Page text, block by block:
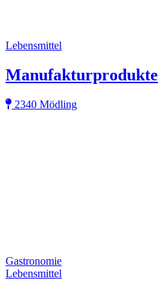
Lebensmittel
Manufakturprodukte
2340 Mödling
Gastronomie
Lebensmittel